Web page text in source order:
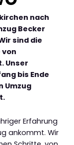
nach
Becker
sind die
von
Unser
bis Ende
Umzug
Erfahrung
ankommt. Wir